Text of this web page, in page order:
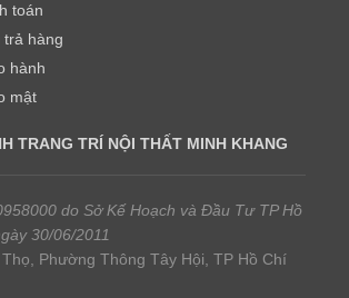
toán
trả hàng
hành
mật
TRANG TRÍ NỘI THẤT MINH KHANG
do Sở Kế Hoạch và Đầu Tư TP Hồ
30/06/2011
Phường Thông Tây Hội, TP Hồ Chí